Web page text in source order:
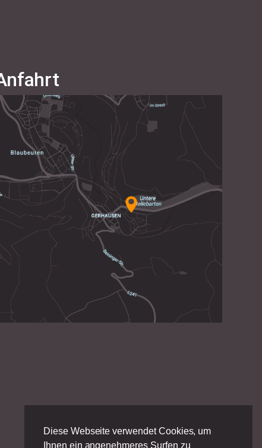
Diese Webseite verwendet Cookies, um
Ihnen ein angenehmeres Surfen zu